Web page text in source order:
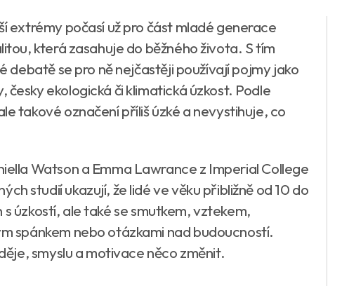
extrémy počasí už pro část mladé generace
která zasahuje do běžného života. S tím
debatě se pro ně nejčastěji používají pojmy jako
ekologická či klimatická úzkost. Podle
takové označení příliš úzké a nevystihuje, co
Watson a Emma Lawrance z Imperial College
studií ukazují, že lidé ve věku přibližně od 10 do
úzkostí, ale také se smutkem, vztekem,
spánkem nebo otázkami nad budoucností.
smyslu a motivace něco změnit.